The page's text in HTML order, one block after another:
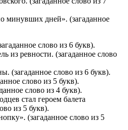
минувших дней». (загаданное
слово из 6 букв).
из ревности. (загаданное слово
(загаданное слово из 6 букв).
слово из 5 букв).
слово из 4 букв).
стал героем балета
из 5 букв).
(загаданное слово из 5